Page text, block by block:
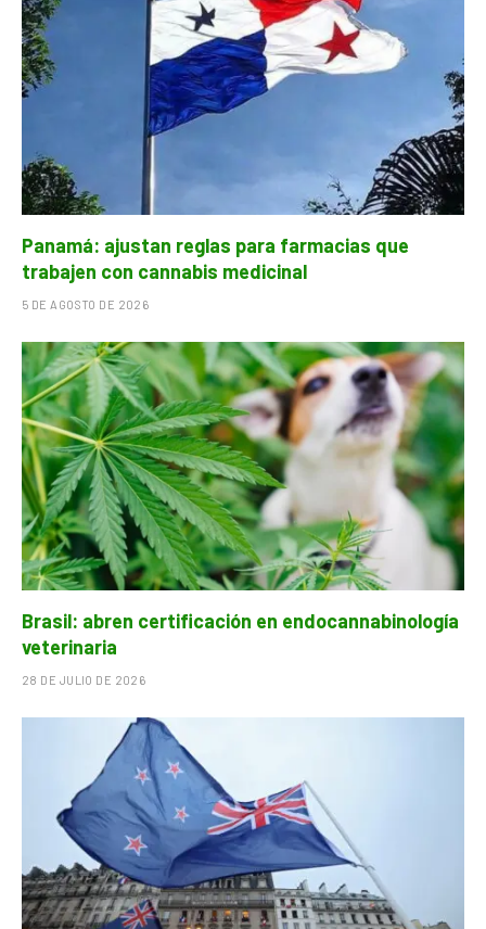
Panamá: ajustan reglas para farmacias que
trabajen con cannabis medicinal
5 DE AGOSTO DE 2026
Brasil: abren certificación en endocannabinología
veterinaria
28 DE JULIO DE 2026